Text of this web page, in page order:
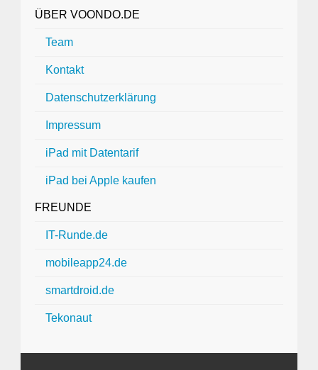
ÜBER VOONDO.DE
Team
Kontakt
Datenschutzerklärung
Impressum
iPad mit Datentarif
iPad bei Apple kaufen
FREUNDE
IT-Runde.de
mobileapp24.de
smartdroid.de
Tekonaut